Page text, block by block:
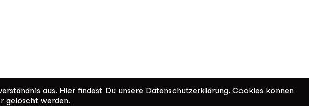
aus. Hierfindest Du unsere Datenschutzerklärung. Cookies können
gelöscht werden.